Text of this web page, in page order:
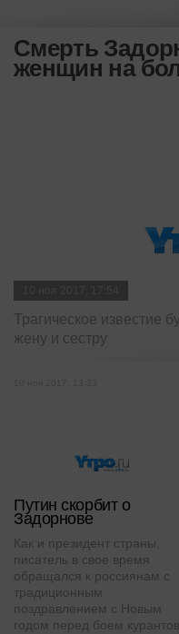
Смерть
женщин на
Трагическое известие
жену и сестру
Путин скорбит о
Задорнове
Как и президент страны,
писатель в свое время
обращался к россиянам с
традиционным
поздравлением с Новым
годом перед боем курантов